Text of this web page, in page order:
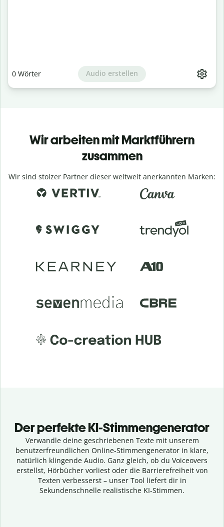
0 Wörter Audio erstellen
Wir arbeiten mit Marktführern
zusammen
Wir sind stolzer Partner dieser weltweit anerkannten Marken:
Der perfekte KI-Stimmengenerator
Verwandle deine geschriebenen Texte mit unserem
benutzerfreundlichen Online-Stimmengenerator in klare,
natürlich klingende Audio. Ganz gleich, ob du Voiceovers
erstellst, Hörbücher vorliest oder die Barrierefreiheit von
Texten verbesserst – unser Tool liefert dir in
Sekundenschnelle realistische KI-Stimmen.